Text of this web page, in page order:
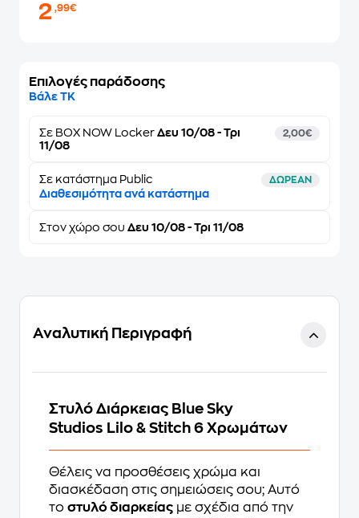
2,99€
Επιλογές παράδοσης
Βάλε ΤΚ
Σε BOX NOW Locker Δευ 10/08 - Τρι
11/08
2,00€
Σε κατάστημα Public ΔΩΡΕΑΝ
Διαθεσιμότητα ανά κατάστημα
Στον χώρο σου Δευ 10/08 - Τρι 11/08
Αναλυτική Περιγραφή
Στυλό Διάρκειας Blue Sky
Studios Lilo & Stitch 6 Χρωμάτων
Θέλεις να προσθέσεις χρώμα και
διασκέδαση στις σημειώσεις σου; Αυτό
το στυλό διαρκείας με σχέδια από την